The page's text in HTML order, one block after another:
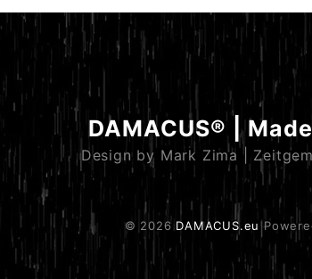
DAMACUS® |
Design by Mark Zima |
© 2026 DAMACUS.eu